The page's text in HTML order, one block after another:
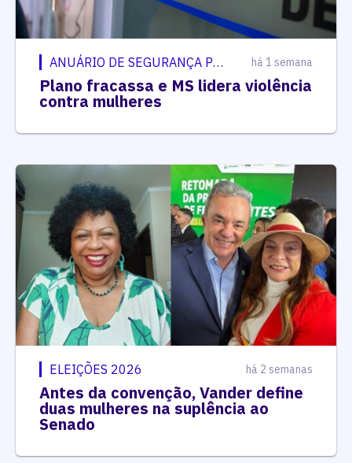
ANUÁRIO DE SEGURANÇA PÚBLICA há 1 semana
Plano fracassa e MS lidera violência
contra mulheres
ELEIÇÕES 2026 há 2 semanas
Antes da convenção, Vander define
duas mulheres na suplência ao
Senado